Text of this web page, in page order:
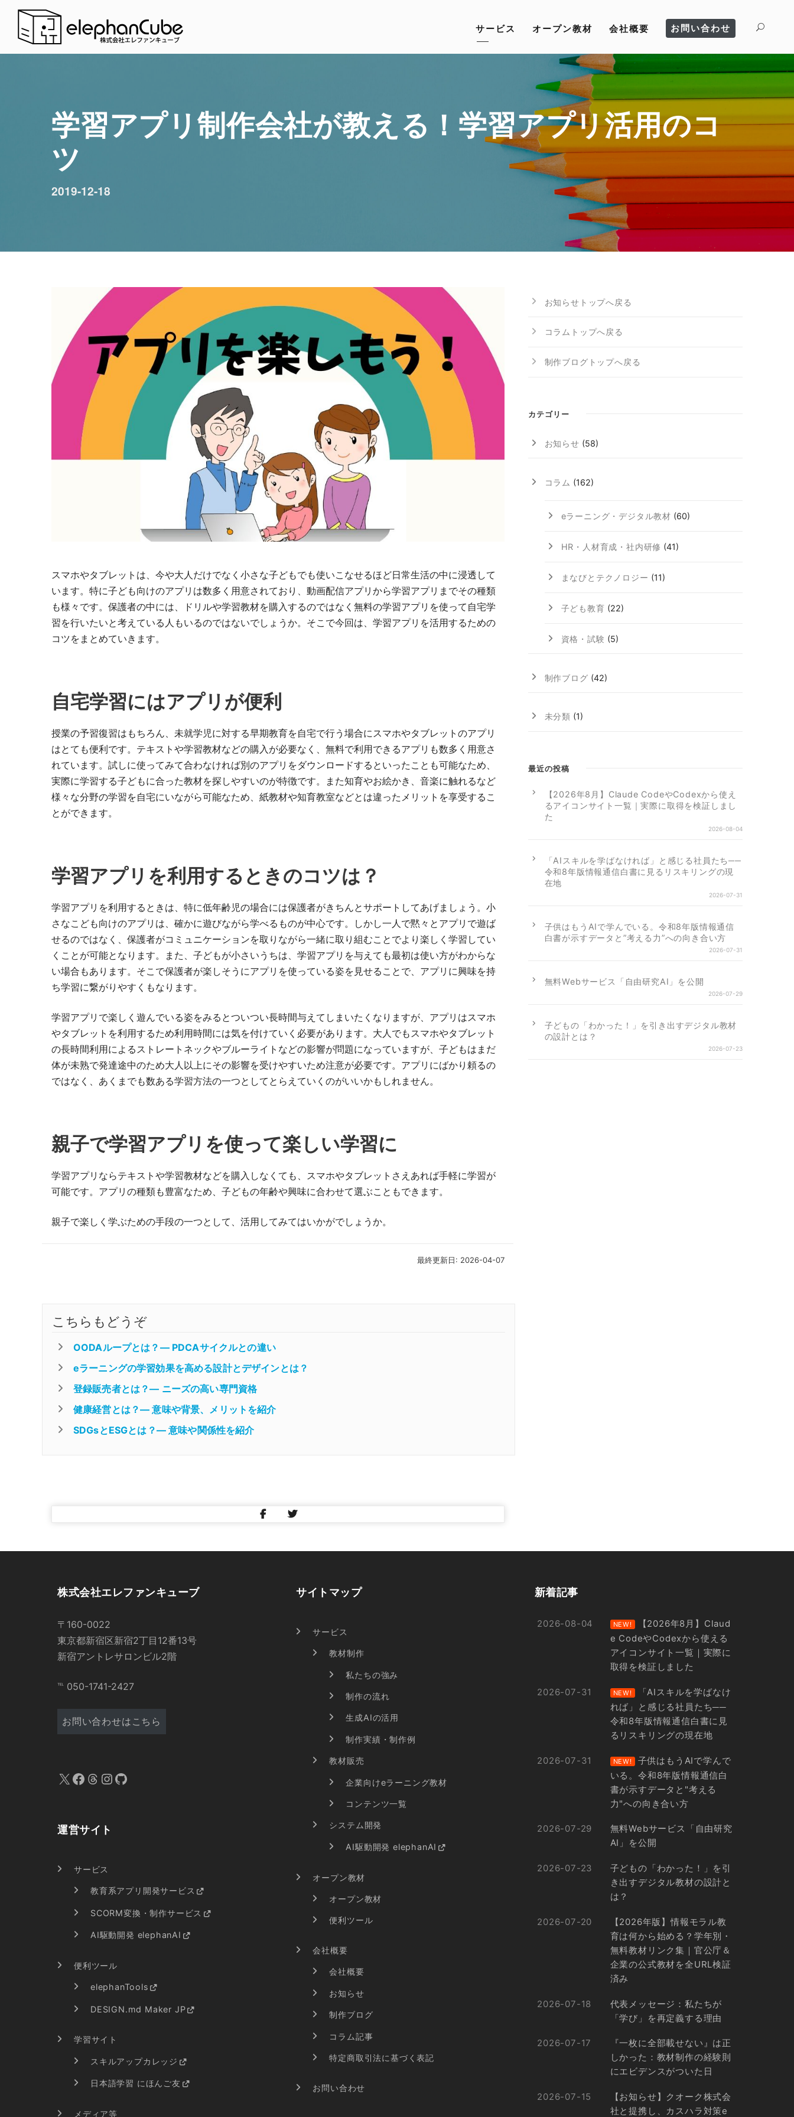
サービス オープン教材 会社概要 お問い合わせ
学習アプリ制作会社が教える！学習アプリ活用のコ
ツ
2019-12-18
スマホやタブレットは、今や大人だけでなく小さな子どもでも使いこなせるほど日常生活の中に浸透して
います。特に子ども向けのアプリは数多く用意されており、動画配信アプリから学習アプリまでその種類
も様々です。保護者の中には、ドリルや学習教材を購入するのではなく無料の学習アプリを使って自宅学
習を行いたいと考えている人もいるのではないでしょうか。そこで今回は、学習アプリを活用するための
コツをまとめていきます。
自宅学習にはアプリが便利
授業の予習復習はもちろん、未就学児に対する早期教育を自宅で行う場合にスマホやタブレットのアプリ
はとても便利です。テキストや学習教材などの購入が必要なく、無料で利用できるアプリも数多く用意さ
れています。試しに使ってみて合わなければ別のアプリをダウンロードするといったことも可能なため、
実際に学習する子どもに合った教材を探しやすいのが特徴です。また知育やお絵かき、音楽に触れるなど
様々な分野の学習を自宅にいながら可能なため、紙教材や知育教室などとは違ったメリットを享受するこ
とができます。
学習アプリを利用するときのコツは？
学習アプリを利用するときは、特に低年齢児の場合には保護者がきちんとサポートしてあげましょう。小
さなこども向けのアプリは、確かに遊びながら学べるものが中心です。しかし一人で黙々とアプリで遊ば
せるのではなく、保護者がコミュニケーションを取りながら一緒に取り組むことでより楽しく学習してい
くことが可能となります。また、子どもが小さいうちは、学習アプリを与えても最初は使い方がわからな
い場合もあります。そこで保護者が楽しそうにアプリを使っている姿を見せることで、アプリに興味を持
ち学習に繋がりやすくもなります。
学習アプリで楽しく遊んでいる姿をみるとついつい長時間与えてしまいたくなりますが、アプリはスマホ
やタブレットを利用するため利用時間には気を付けていく必要があります。大人でもスマホやタブレット
の長時間利用によるストレートネックやブルーライトなどの影響が問題になっていますが、子どもはまだ
体が未熟で発達途中のため大人以上にその影響を受けやすいため注意が必要です。アプリにばかり頼るの
ではなく、あくまでも数ある学習方法の一つとしてとらえていくのがいいかもしれません。
親子で学習アプリを使って楽しい学習に
学習アプリならテキストや学習教材などを購入しなくても、スマホやタブレットさえあれば手軽に学習が
可能です。アプリの種類も豊富なため、子どもの年齢や興味に合わせて選ぶこともできます。
親子で楽しく学ぶための手段の一つとして、活用してみてはいかがでしょうか。
最終更新日: 2026-04-07
こちらもどうぞ
OODAループとは？― PDCAサイクルとの違い
eラーニングの学習効果を高める設計とデザインとは？
登録販売者とは？― ニーズの高い専門資格
健康経営とは？― 意味や背景、メリットを紹介
SDGsとESGとは？― 意味や関係性を紹介
お知らせトップへ戻る
コラムトップへ戻る
制作ブログトップへ戻る
カテゴリー
お知らせ (58)
コラム (162)
eラーニング・デジタル教材 (60)
HR・人材育成・社内研修 (41)
まなびとテクノロジー (11)
子ども教育 (22)
資格・試験 (5)
制作ブログ (42)
未分類 (1)
最近の投稿
【2026年8月】Claude CodeやCodexから使え
るアイコンサイト一覧｜実際に取得を検証しまし
た
2026-08-04
「AIスキルを学ばなければ」と感じる社員たち──
令和8年版情報通信白書に見るリスキリングの現
在地
2026-07-31
子供はもうAIで学んでいる。令和8年版情報通信
白書が示すデータと”考える力”への向き合い方
2026-07-31
無料Webサービス「自由研究AI」を公開
2026-07-29
子どもの「わかった！」を引き出すデジタル教材
の設計とは？
2026-07-23
株式会社エレファンキューブ
〒160-0022
東京都新宿区新宿2丁目12番13号
新宿アントレサロンビル2階
℡ 050-1741-2427
お問い合わせはこちら
X Facebook Threads InstagramGitHub
運営サイト
サービス
教育系アプリ開発サービス
SCORM変換・制作サービス
AI駆動開発 elephanAI
便利ツール
elephanTools
DESIGN.md Maker JP
学習サイト
スキルアップカレッジ
日本語学習 にほんご友
メディア等
サイトマップ
サービス
教材制作
私たちの強み
制作の流れ
生成AIの活用
制作実績・制作例
教材販売
企業向けeラーニング教材
コンテンツ一覧
システム開発
AI駆動開発 elephanAI
オープン教材
オープン教材
便利ツール
会社概要
会社概要
お知らせ
制作ブログ
コラム記事
特定商取引法に基づく表記
お問い合わせ
新着記事
2026-08-04 NEW! 【2026年8月】Claud
e CodeやCodexから使える
アイコンサイト一覧｜実際に
取得を検証しました
2026-07-31 NEW! 「AIスキルを学ばなけ
れば」と感じる社員たち──
令和8年版情報通信白書に見
るリスキリングの現在地
2026-07-31 NEW! 子供はもうAIで学んで
いる。令和8年版情報通信白
書が示すデータと"考える
力"への向き合い方
2026-07-29
無料Webサービス「自由研究
AI」を公開
2026-07-23
子どもの「わかった！」を引
き出すデジタル教材の設計と
は？
2026-07-20
【2026年版】情報モラル教
育は何から始める？学年別・
無料教材リンク集｜官公庁＆
企業の公式教材を全URL検証
済み
2026-07-18
代表メッセージ：私たちが
「学び」を再定義する理由
2026-07-17
『一枚に全部載せない』は正
しかった：教材制作の経験則
にエビデンスがついた日
2026-07-15
【お知らせ】クオーク株式会
社と提携し、カスハラ対策e